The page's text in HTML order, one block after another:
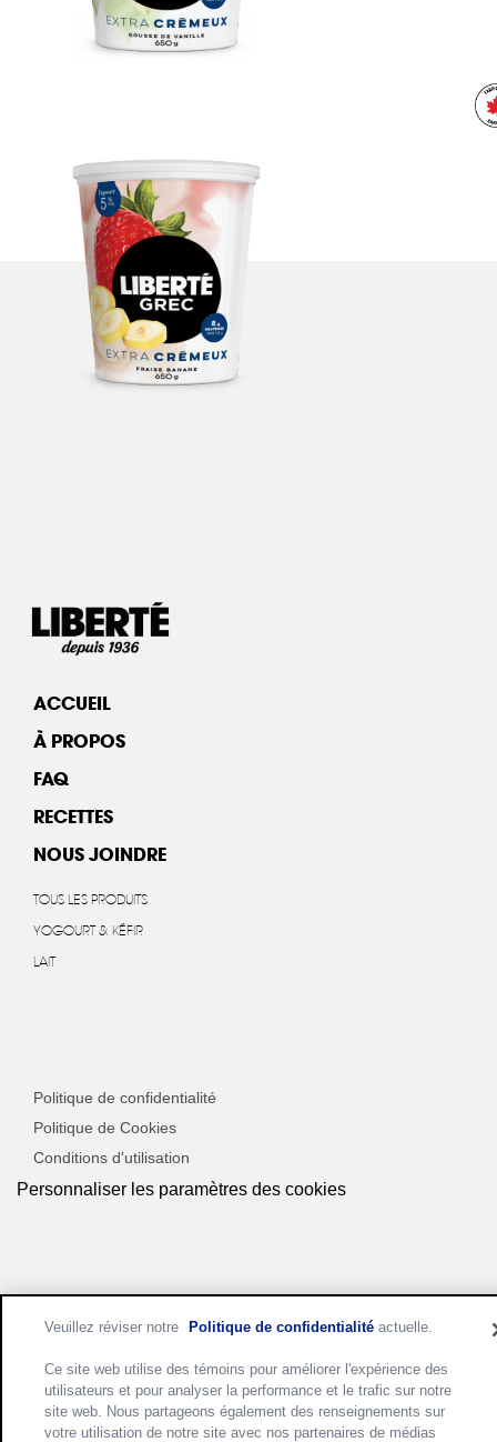
ACCUEIL
À PROPOS
FAQ
RECETTES
NOUS JOINDRE
TOUS LES PRODUITS
YOGOURT & KÉFIR
LAIT
Politique de confidentialité
Politique de Cookies
Conditions d'utilisation
Personnaliser les paramètres des cookies
Veuillez réviser notre Politique de confidentialité actuelle.
Ce site web utilise des témoins pour améliorer l'expérience des
utilisateurs et pour analyser la performance et le trafic sur notre
site web. Nous partageons également des renseignements sur
votre utilisation de notre site avec nos partenaires de médias